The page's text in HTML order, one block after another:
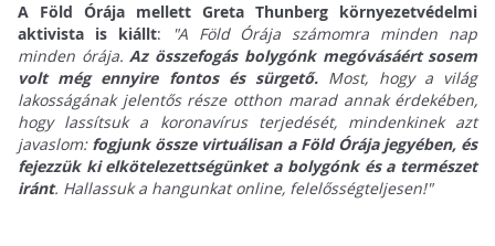
A Föld Órája mellett Greta Thunberg környezetvédelmi
aktivista is kiállt:
"A Föld Órája számomra minden nap
minden órája.Az összefogás bolygónk megóvásáért sosem
volt még ennyire fontos és sürgető. Most, hogy a világ
lakosságának jelentős része otthon marad annak érdekében,
hogy lassítsuk a koronavírus terjedését, mindenkinek azt
javaslom: fogjunk össze virtuálisan a Föld Órája jegyében, és
fejezzük ki elkötelezettségünket a bolygónk és a természet
iránt. Hallassuk a hangunkat online, felelősségteljesen!"